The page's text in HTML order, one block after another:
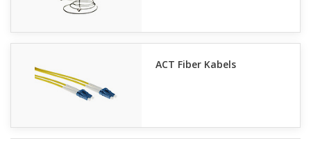
ACT Fiber Kabels